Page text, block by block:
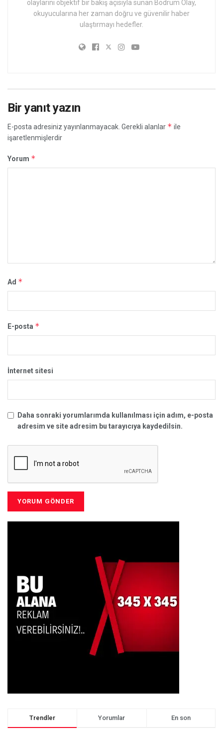
olaylarını objektif bir bakış açısıyla sunan Bodrum Olay,
okuyucularına her zaman doğru ve güvenilir haber
ulaştırmayı hedefler.
Bir yanıt yazın
E-posta adresiniz yayınlanmayacak. Gerekli alanlar * ile
işaretlenmişlerdir
Yorum *
Ad *
E-posta *
İnternet sitesi
Daha sonraki yorumlarımda kullanılması için adım, e-posta
adresim ve site adresim bu tarayıcıya kaydedilsin.
Trendler Yorumlar En son